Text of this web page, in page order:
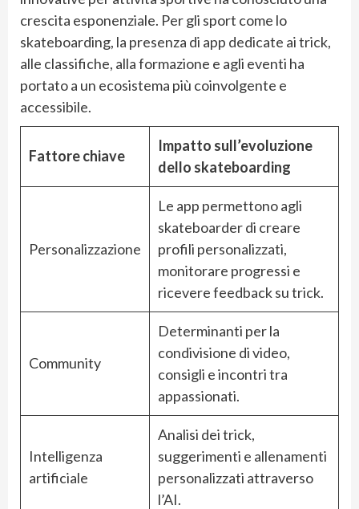
crescita esponenziale. Per gli sport come lo
skateboarding, la presenza di app dedicate ai trick,
alle classifiche, alla formazione e agli eventi ha
portato a un ecosistema più coinvolgente e
accessibile.
Fattore chiave
Impatto sull’evoluzione
dello skateboarding
Personalizzazione
Le app permettono agli
skateboarder di creare
profili personalizzati,
monitorare progressi e
ricevere feedback su trick.
Community
Determinanti per la
condivisione di video,
consigli e incontri tra
appassionati.
Intelligenza
artificiale
Analisi dei trick,
suggerimenti e allenamenti
personalizzati attraverso
l’AI.